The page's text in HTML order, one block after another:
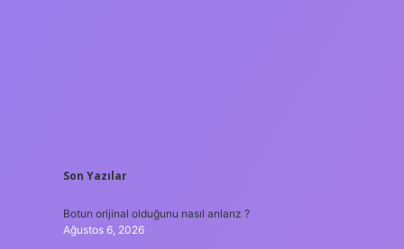
SIDEBAR
Son Yazılar
Botun orijinal olduğunu nasıl anlarız ?
Ağustos 6, 2026